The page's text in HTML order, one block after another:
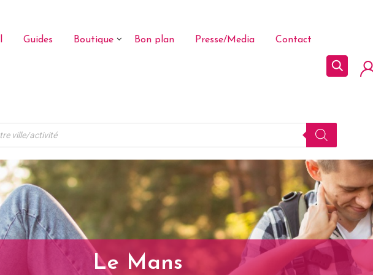
Guides Boutique Bon plan Presse/Media Contact
Le Mans